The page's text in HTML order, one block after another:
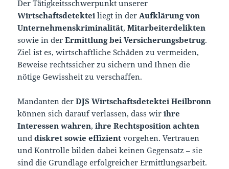
Der Tätigkeitsschwerpunkt unserer
Wirtschaftsdetektei liegt in derAufklärung von
Unternehmenskriminalität,Mitarbeiterdelikten
sowie in derErmittlung bei Versicherungsbetrug.
Ziel ist es, wirtschaftliche Schäden zu vermeiden,
Beweise rechtssicher zu sichern und Ihnen die
nötige Gewissheit zu verschaffen.
Mandanten derDJS Wirtschaftsdetektei Heilbronn
können sich darauf verlassen, dass wirihre
Interessen wahren,ihre Rechtsposition achten
unddiskret sowie effizient vorgehen. Vertrauen
und Kontrolle bilden dabei keinen Gegensatz – sie
sind die Grundlage erfolgreicher Ermittlungsarbeit.